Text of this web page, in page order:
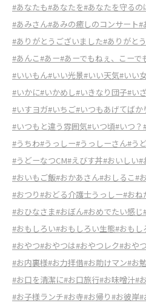
#あなたも#あなたを#あなたを守るの
#あみさん#あみの癒しのコンサート#
#ありがとうございました#ありがと
#あんこ#あー#あーでもねぇ、こーで
#いいもん#いい光景#いい天気#いい
#いかに#いかめし#いきなり団子#い
#いすヨガ#いちご#いつもあげてばか
#いつもと違う雰囲気#いつ頃#いつ？
#うちわ#うっしー#うっしーさん#うど
#うどーなつCM#えびす丼#おいしい#
#おいもご飯#おかあさん#おしるこ#
#おつり#おどる介護士うっしー#おね
#おひなさま#おぼん#おめでたい感じ
#おもしろい#おもしろい生態#おもし
#おやつ#おやつは#おやつレク#おや
#お内裏様#お力拝借#お助けマン#お
#お口を清潔に#お口旅行#お味噌汁#
#お子様ランチ#お寺#お帰り#お彼岸#